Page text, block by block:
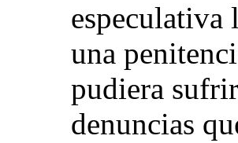
especulativa
una
pudiera
denuncias